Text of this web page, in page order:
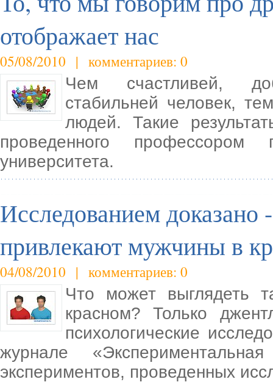
отображает нас
05/08/2010 | комментариев: 0
Чем счастливей,
стабильней человек,
людей. Такие
проведенного профессором
университета.
Исследованием
привлекают мужчины в
04/08/2010 | комментариев: 0
Что может выглядеть
красном? Только
психологические
журнале
экспериментов, проведенных